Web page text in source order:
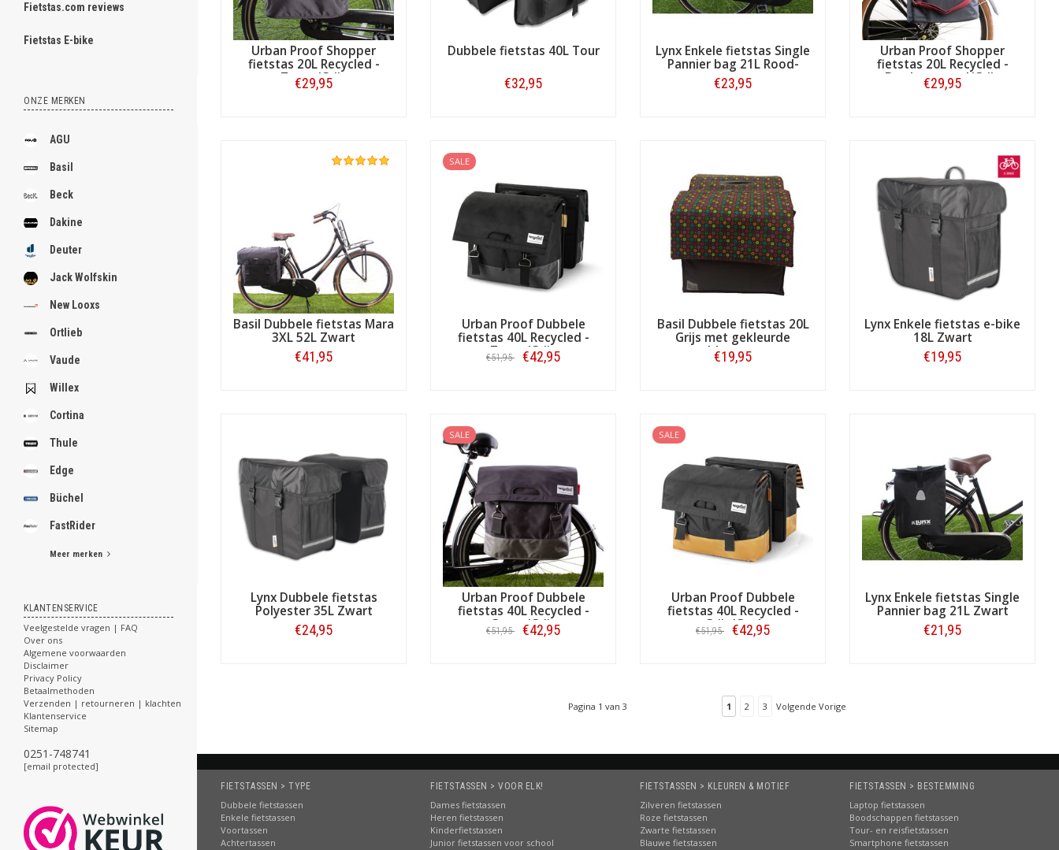
Fietstas.com reviews
Fietstas E-bike
ONZE MERKEN
AGU
Basil
Beck
Dakine
Deuter
Jack Wolfskin
New Looxs
Ortlieb
Vaude
Willex
Cortina
Thule
Edge
Büchel
FastRider
Meer merken
KLANTENSERVICE
Veelgestelde vragen | FAQ
Over ons
Algemene voorwaarden
Disclaimer
Privacy Policy
Betaalmethoden
Verzenden | retourneren | klachten
Klantenservice
Sitemap
0251-748741
[email protected]
.
.
.
.
.
.
.
.
.
.
.
.
Urban Proof Shopper
fietstas 20L Recycled -
Zwart/Grijs
€29,95
Dubbele fietstas 40L Tour
€32,95
Lynx Enkele fietstas Single
Pannier bag 21L Rood-
zwart
€23,95
Urban Proof Shopper
fietstas 20L Recycled -
Bordeauxrood/Grijs
€29,95
Basil Dubbele fietstas Mara
3XL 52L Zwart
€41,95
SALE
Urban Proof Dubbele
fietstas 40L Recycled -
Zwart/Grijs
€51,95 €42,95
Basil Dubbele fietstas 20L
Grijs met gekleurde
bloemen
€19,95
Lynx Enkele fietstas e-bike
18L Zwart
€19,95
Lynx Dubbele fietstas
Polyester 35L Zwart
€24,95
SALE
Urban Proof Dubbele
fietstas 40L Recycled -
Groen/Grijs
€51,95 €42,95
SALE
Urban Proof Dubbele
fietstas 40L Recycled -
Grijs/Geel
€51,95 €42,95
Lynx Enkele fietstas Single
Pannier bag 21L Zwart
€21,95
Pagina 1 van 3 1 2 3 Volgende Vorige
FIETSTASSEN > TYPE
Dubbele fietstassen
Enkele fietstassen
Voortassen
Achtertassen
FIETSTASSEN > VOOR ELK!
Dames fietstassen
Heren fietstassen
Kinderfietstassen
Junior fietstassen voor school
FIETSTASSEN > KLEUREN & MOTIEF
Zilveren fietstassen
Roze fietstassen
Zwarte fietstassen
Blauwe fietstassen
FIETSTASSEN > BESTEMMING
Laptop fietstassen
Boodschappen fietstassen
Tour- en reisfietstassen
Smartphone fietstassen